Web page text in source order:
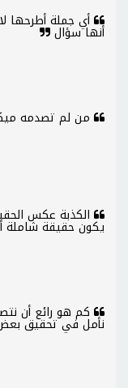
أي جملة أطرحها
أنها سؤال
من لم تصدمه
الكذبة عكس
يكون حقيقة شاملة
كم هو رائع أن
نأمل في تحقيق